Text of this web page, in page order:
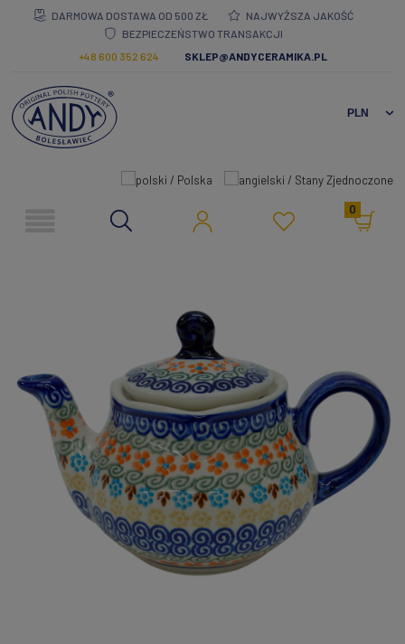
DARMOWA DOSTAWA OD 500 ZŁ
NAJWYŻSZA JAKOŚĆ
BEZPIECZEŃSTWO TRANSAKCJI
+48 600 352 624
SKLEP@ANDYCERAMIKA.PL
0